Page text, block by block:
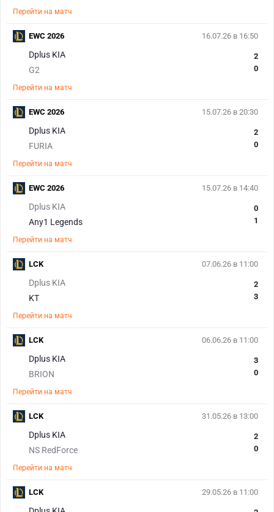
Перейти на матч
16.07.26 в 16:50
Dplus KIA
G2
2
0
Перейти на матч
EWC 2026
15.07.26 в 20:30
Dplus KIA
FURIA
2
0
Перейти на матч
EWC 2026
15.07.26 в 14:40
Dplus KIA
Any1 Legends
0
1
Перейти на матч
EWC 2026
07.06.26 в 11:00
Dplus KIA
KT
2
3
Перейти на матч
LCK
06.06.26 в 11:00
Dplus KIA
BRION
3
0
Перейти на матч
LCK
31.05.26 в 13:00
Dplus KIA
NS RedForce
2
0
Перейти на матч
LCK
29.05.26 в 11:00
LCK